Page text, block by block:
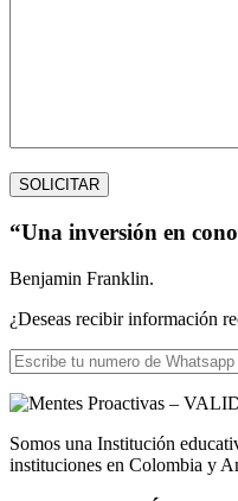
“Una inversión en
Benjamin Franklin.
¿Deseas recibir información
Somos una Institución
instituciones en Colombia y